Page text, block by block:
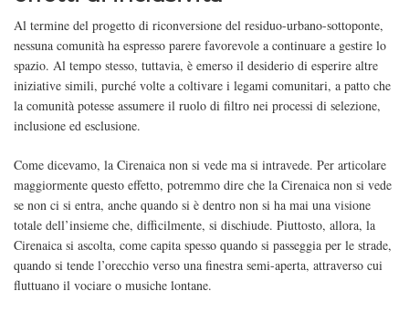
Al termine del progetto di riconversione del residuo-urbano-sottoponte,
nessuna comunità ha espresso parere favorevole a continuare a gestire lo
spazio. Al tempo stesso, tuttavia, è emerso il desiderio di esperire altre
iniziative simili, purché volte a coltivare i legami comunitari, a patto che
la comunità potesse assumere il ruolo di filtro nei processi di selezione,
inclusione ed esclusione.
Come dicevamo, la Cirenaica non si vede ma si intravede. Per articolare
maggiormente questo effetto, potremmo dire che la Cirenaica non si vede
se non ci si entra, anche quando si è dentro non si ha mai una visione
totale dell’insieme che, difficilmente, si dischiude. Piuttosto, allora, la
Cirenaica si ascolta, come capita spesso quando si passeggia per le strade,
quando si tende l’orecchio verso una finestra semi-aperta, attraverso cui
fluttuano il vociare o musiche lontane.